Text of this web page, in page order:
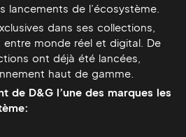
lancements de l’écosystème.
dans ses collections,
monde réel et digital. De
ont déjà été lancées,
haut de gamme.
de D&G l’une des marques les